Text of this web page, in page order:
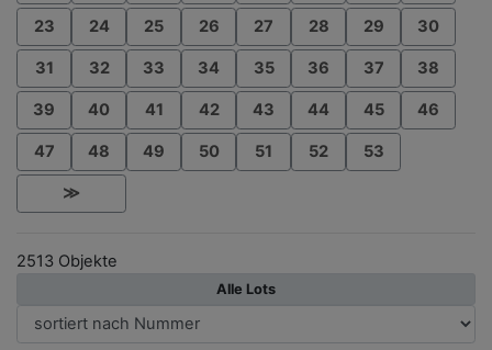
23 24 25 26 27 28 29 30
31 32 33 34 35 36 37 38
39 40 41 42 43 44 45 46
47 48 49 50 51 52 53
≫
2513 Objekte
Alle Lots